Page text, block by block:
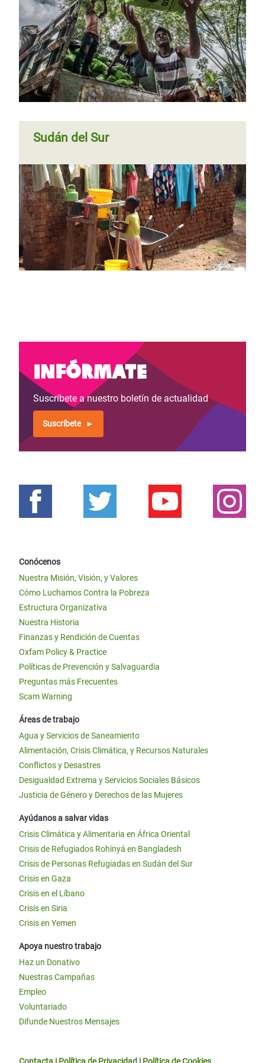
Sudán del Sur
Infórmate
Suscríbete a nuestro boletín de actualidad
Suscríbete
Conócenos
Nuestra Misión, Visión, y Valores
Cómo Luchamos Contra la Pobreza
Estructura Organizativa
Nuestra Historia
Finanzas y Rendición de Cuentas
Oxfam Policy & Practice
Políticas de Prevención y Salvaguardia
Preguntas más Frecuentes
Scam Warning
Áreas de trabajo
Agua y Servicios de Saneamiento
Alimentación, Crisis Climática, y Recursos Naturales
Conflictos y Desastres
Desigualdad Extrema y Servicios Sociales Básicos
Justicia de Género y Derechos de las Mujeres
Ayúdanos a salvar vidas
Crisis Climática y Alimentaria en África Oriental
Crisis de Refugiados Rohinyá en Bangladesh
Crisis de Personas Refugiadas en Sudán del Sur
Crisis en Gaza
Crisis en el Líbano
Crisis en Siria
Crisis en Yemen
Apoya nuestro trabajo
Haz un Donativo
Nuestras Campañas
Empleo
Voluntariado
Difunde Nuestros Mensajes
Contacta | Política de Privacidad | Política de Cookies